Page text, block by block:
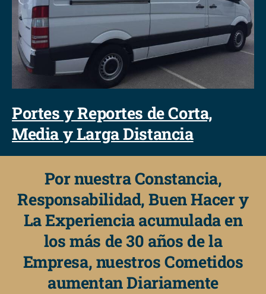
Portes y Reportes de Corta,
Media y Larga Distancia
Por nuestra Constancia,
Responsabilidad, Buen Hacer y
La Experiencia acumulada en
los más de 30 años de la
Empresa, nuestros Cometidos
aumentan Diariamente